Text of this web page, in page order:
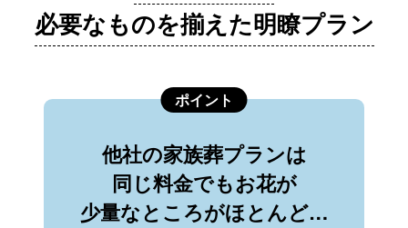
必要なものを揃えた明瞭プラン
ポイント
他社の家族葬プランは
同じ料金でもお花が
少量なところがほとんど…